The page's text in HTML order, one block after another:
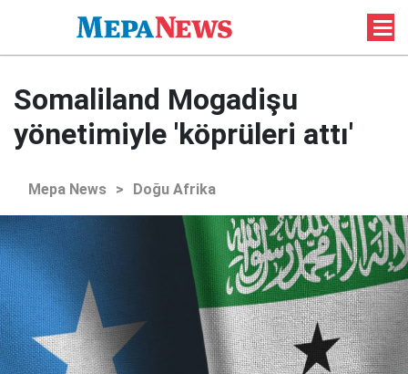
Somaliland Mogadişu
yönetimiyle 'köprüleri attı'
Mepa News > Doğu Afrika